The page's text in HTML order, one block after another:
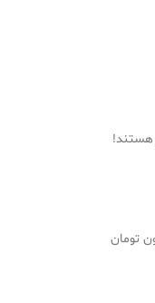
هستند!